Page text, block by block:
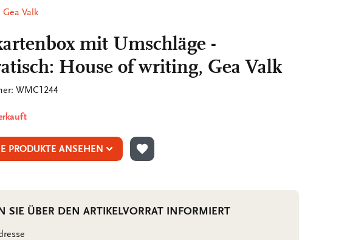
Valk
mit Umschläge -
House of writing, Gea Valk
WMC1244
PRODUKTE ANSEHEN
ZUR WUNSCHLISTE HINZUFÜGEN
SIE ÜBER DEN ARTIKELVORRAT INFORMIERT